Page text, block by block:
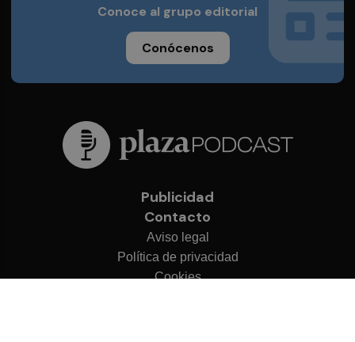
Conoce al grupo editorial
Conócenos
Publicidad
Contacto
Aviso legal
Política de privacidad
Cookies